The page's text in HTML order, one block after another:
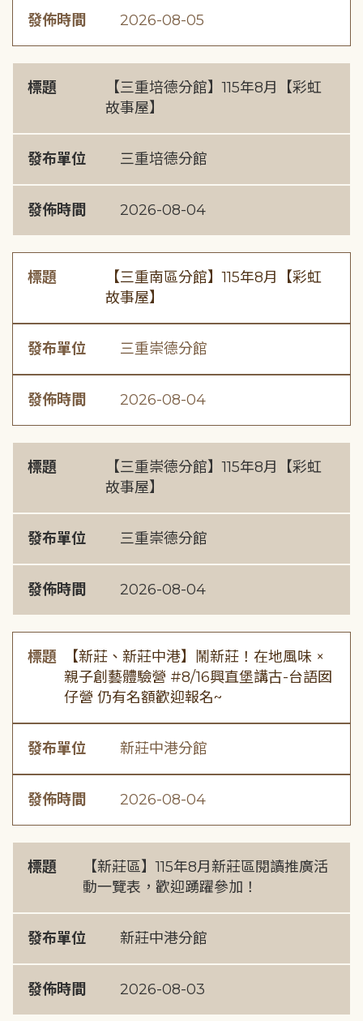
發佈時間 2026-08-05
標題
【三重培德分館】115年8月【彩虹
故事屋】
發布單位 三重培德分館
發佈時間 2026-08-04
標題
【三重南區分館】115年8月【彩虹
故事屋】
發布單位 三重崇德分館
發佈時間 2026-08-04
標題
【三重崇德分館】115年8月【彩虹
故事屋】
發布單位 三重崇德分館
發佈時間 2026-08-04
標題
【新莊、新莊中港】鬧新莊！在地風味 ×
親子創藝體驗營 #8/16興直堡講古-台語囡
仔營 仍有名額歡迎報名~
發布單位 新莊中港分館
發佈時間 2026-08-04
標題
【新莊區】115年8月新莊區閱讀推廣活
動一覽表，歡迎踴躍參加！
發布單位 新莊中港分館
發佈時間 2026-08-03